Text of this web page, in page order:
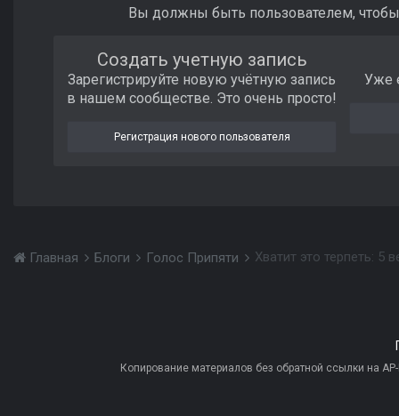
Вы должны быть пользователем,
Создать учетную запись
Зарегистрируйте новую учётную запись
в нашем сообществе. Это очень просто!
Регистрация нового пользователя
Уже
Главная Блоги Голос Припяти
Копирование материалов без обратной ссылки на